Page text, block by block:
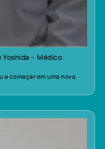
– Médico
a começar em uma nova